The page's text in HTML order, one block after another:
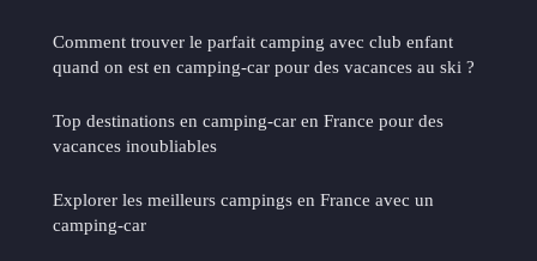
Comment trouver le parfait camping avec club enfant
quand on est en camping-car pour des vacances au ski ?
Top destinations en camping-car en France pour des
vacances inoubliables
Explorer les meilleurs campings en France avec un
camping-car